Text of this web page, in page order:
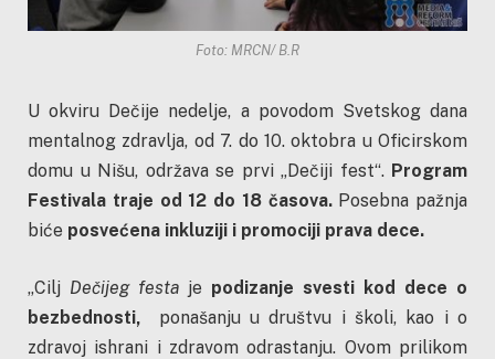
Foto: MRCN/ B.R
U okviru Dečije nedelje, a povodom Svetskog dana
mentalnog zdravlja, od 7. do 10. oktobra u Oficirskom
domu u Nišu, održava se prvi „Dečiji fest“. Program
Festivala traje od 12 do 18 časova.Posebna pažnja
biće posvećena inkluziji i promociji prava dece.
„Cilj Dečijeg festa je podizanje svesti kod dece o
bezbednosti, ponašanju u društvu i školi, kao i o
zdravoj ishrani i zdravom odrastanju. Ovom prilikom